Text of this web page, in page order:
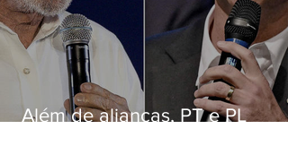
Além de alianças, PT e PL